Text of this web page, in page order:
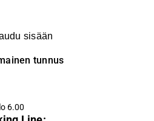
sisään
tunnus
6.00